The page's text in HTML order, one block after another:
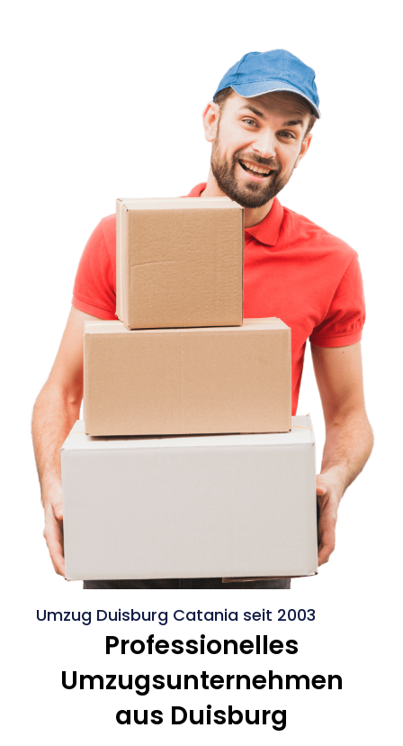
Umzug Duisburg Catania seit 2003
Professionelles
Umzugsunternehmen
aus Duisburg